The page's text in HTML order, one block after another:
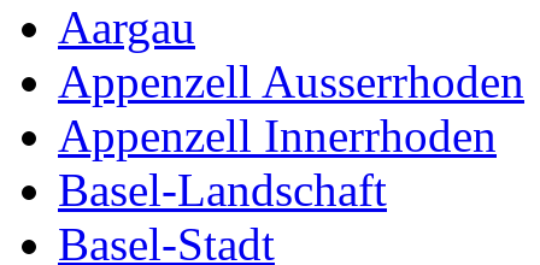
Aargau
Appenzell Ausserrhoden
Appenzell Innerrhoden
Basel-Landschaft
Basel-Stadt